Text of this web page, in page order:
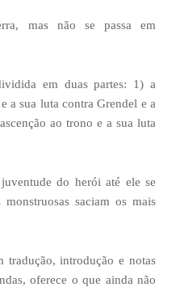
mas não se passa em
em duas partes: 1) a
a sua luta contra Grendel e a
ao trono e a sua luta
do herói até ele se
saciam os mais
introdução e notas
oferece o que ainda não